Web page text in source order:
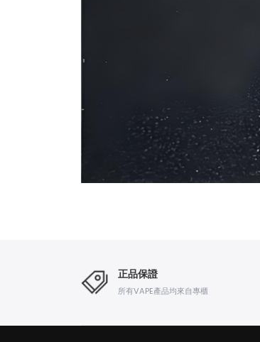
正品保證
所有VAPE產品均來自專櫃